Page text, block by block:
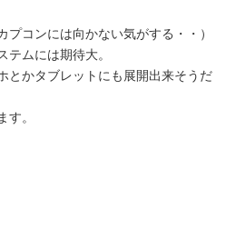
プコンには向かない気がする・・）
テムには期待大。
とかタブレットにも展開出来そうだ
す。